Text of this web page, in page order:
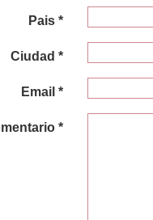
Pais *
Ciudad *
Email *
*